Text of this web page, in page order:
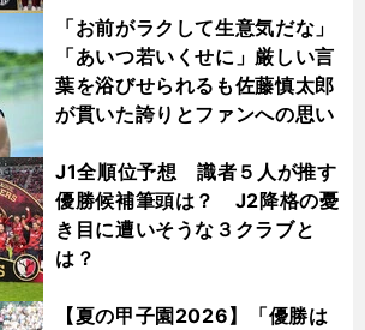
「お前がラクして生意気だな」
「あいつ若いくせに」厳しい言
葉を浴びせられるも佐藤慎太郎
が貫いた誇りとファンへの思い
J1全順位予想 識者５人が推す
優勝候補筆頭は？ J2降格の憂
き目に遭いそうな３クラブと
は？
【夏の甲子園2026】「優勝は